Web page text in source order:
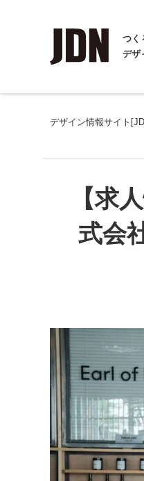
つく
デザ
デザイン情報サイト
【求
式会